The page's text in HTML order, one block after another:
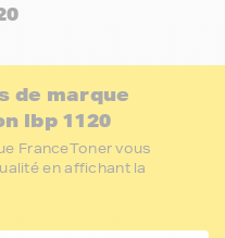
de marque
lbp 1120
FranceToner vous
en affichant la